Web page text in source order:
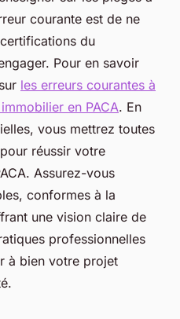
courante est de ne
du
Pour en savoir
les erreurs courantes à
en PACA. En
vous mettrez toutes
réussir votre
Assurez-vous
conformes à la
une vision claire de
professionnelles
à bien votre projet